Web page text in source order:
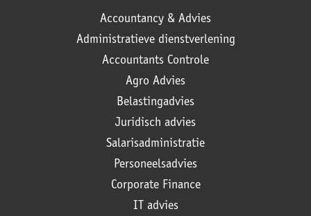
Accountancy & Advies
Administratieve dienstverlening
Accountants Controle
Agro Advies
Belastingadvies
Juridisch advies
Salarisadministratie
Personeelsadvies
Corporate Finance
IT advies